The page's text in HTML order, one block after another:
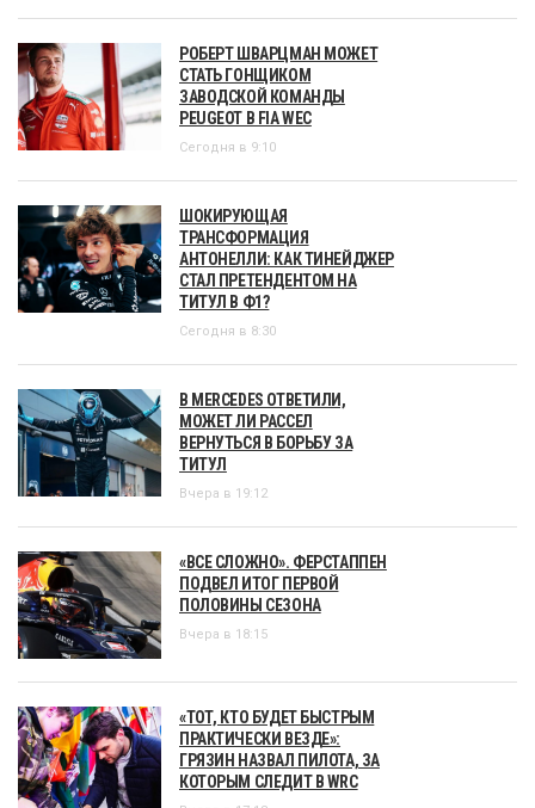
РОБЕРТ ШВАРЦМАН МОЖЕТ
СТАТЬ ГОНЩИКОМ
ЗАВОДСКОЙ КОМАНДЫ
PEUGEOT В FIA WEC
Сегодня в 9:10
ШОКИРУЮЩАЯ
ТРАНСФОРМАЦИЯ
АНТОНЕЛЛИ: КАК ТИНЕЙДЖЕР
СТАЛ ПРЕТЕНДЕНТОМ НА
ТИТУЛ В Ф1?
Сегодня в 8:30
В MERCEDES ОТВЕТИЛИ,
МОЖЕТ ЛИ РАССЕЛ
ВЕРНУТЬСЯ В БОРЬБУ ЗА
ТИТУЛ
Вчера в 19:12
«ВСЕ СЛОЖНО». ФЕРСТАППЕН
ПОДВЕЛ ИТОГ ПЕРВОЙ
ПОЛОВИНЫ СЕЗОНА
Вчера в 18:15
«ТОТ, КТО БУДЕТ БЫСТРЫМ
ПРАКТИЧЕСКИ ВЕЗДЕ»:
ГРЯЗИН НАЗВАЛ ПИЛОТА, ЗА
КОТОРЫМ СЛЕДИТ В WRC